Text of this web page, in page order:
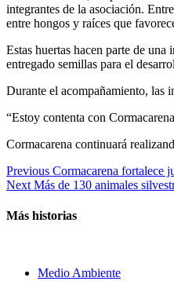
integrantes de la asociación.
entre hongos y raíces que
Estas huertas hacen parte de
entregado semillas para el
Durante el acompañamiento, las
“Estoy contenta con
Cormacarena continuará
Continue
Reading
Previous Cormacarena fortalece
Next Más de 130 animales
Más historias
Medio Ambiente